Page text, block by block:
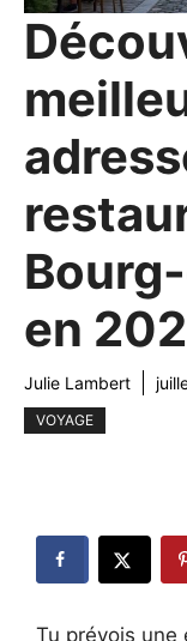
en
Julie Lambert
VOYAGE
Tu prévois une